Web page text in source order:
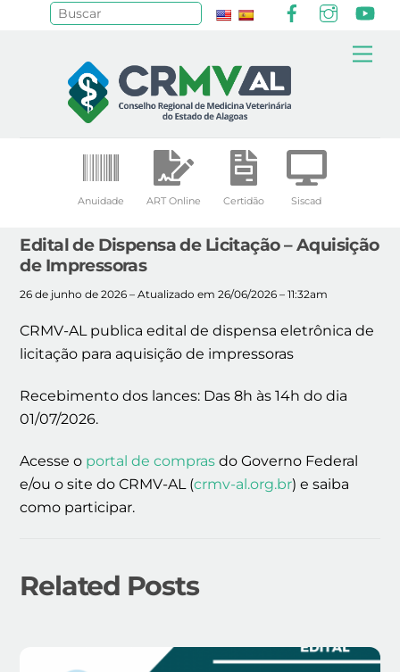
Anuidade ART Online Certidão Siscad
Edital de Dispensa de Licitação – Aquisição
de Impressoras
26 de junho de 2026 – Atualizado em 26/06/2026 – 11:32am
CRMV-AL publica edital de dispensa eletrônica de
licitação para aquisição de impressoras
Recebimento dos lances: Das 8h às 14h do dia
01/07/2026.
Acesse o portal de compras do Governo Federal
e/ou o site do CRMV-AL (crmv-al.org.br) e saiba
como participar.
Related Posts